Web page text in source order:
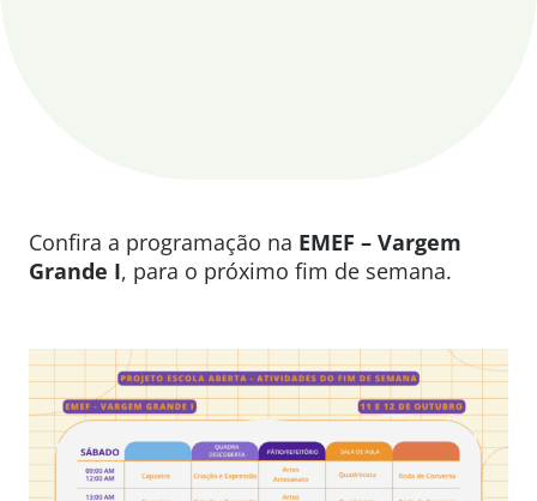
Confira a programação na EMEF – Vargem
Grande I, para o próximo fim de semana.